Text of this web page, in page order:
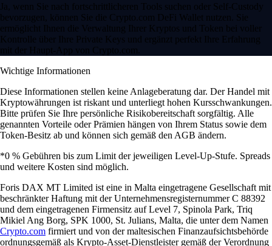
Ja, wenn Sie nach fortschrittlicheren Tools suchen oder Self-Custody
bevorzugen, können Sie die Crypto.com DeFi Wallet nutzen. Sie
ermöglicht Ihnen die Verwaltung Ihrer Kryptos und Token bei voller
Kontrolle über Ihre Private Keys und ergänzt perfekt Ihre Erfahrung
mit der Haupt-App von Crypto.com.
Wichtige Informationen
Diese Informationen stellen keine Anlageberatung dar. Der Handel mit
Kryptowährungen ist riskant und unterliegt hohen Kursschwankungen.
Bitte prüfen Sie Ihre persönliche Risikobereitschaft sorgfältig. Alle
genannten Vorteile oder Prämien hängen von Ihrem Status sowie dem
Token-Besitz ab und können sich gemäß den AGB ändern.
*0 % Gebühren bis zum Limit der jeweiligen Level-Up-Stufe. Spreads
und weitere Kosten sind möglich.
Foris DAX MT Limited ist eine in Malta eingetragene Gesellschaft mit
beschränkter Haftung mit der Unternehmensregisternummer C 88392
und dem eingetragenen Firmensitz auf Level 7, Spinola Park, Triq
Mikiel Ang Borg, SPK 1000, St. Julians, Malta, die unter dem Namen
Crypto.com firmiert und von der maltesischen Finanzaufsichtsbehörde
ordnungsgemäß als Krypto-Asset-Dienstleister gemäß der Verordnung